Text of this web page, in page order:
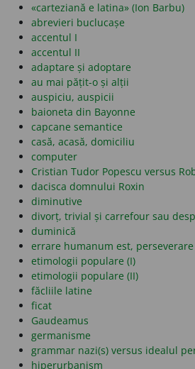
«carteziană e latina» (Ion Barbu)
abrevieri buclucașe
accentul I
accentul II
adaptare și adoptare
au mai pățit-o și alții
auspiciu, auspicii
baioneta din Bayonne
capcane semantice
casă, acasă, domiciliu
computer
Cristian Tudor Popescu versus
dacisca domnului Roxin
diminutive
divorț, trivial și carrefour sau
duminică
errare humanum est,
etimologii populare (I)
etimologii populare (II)
făcliile latine
ficat
Gaudeamus
germanisme
grammar nazi(s) versus idealul
hiperurbanism